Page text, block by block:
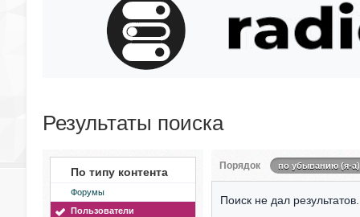
Результаты поиска
По типу контента
Форумы
Пользователи
Порядок по убыванию (я-а)
Поиск не дал результатов.